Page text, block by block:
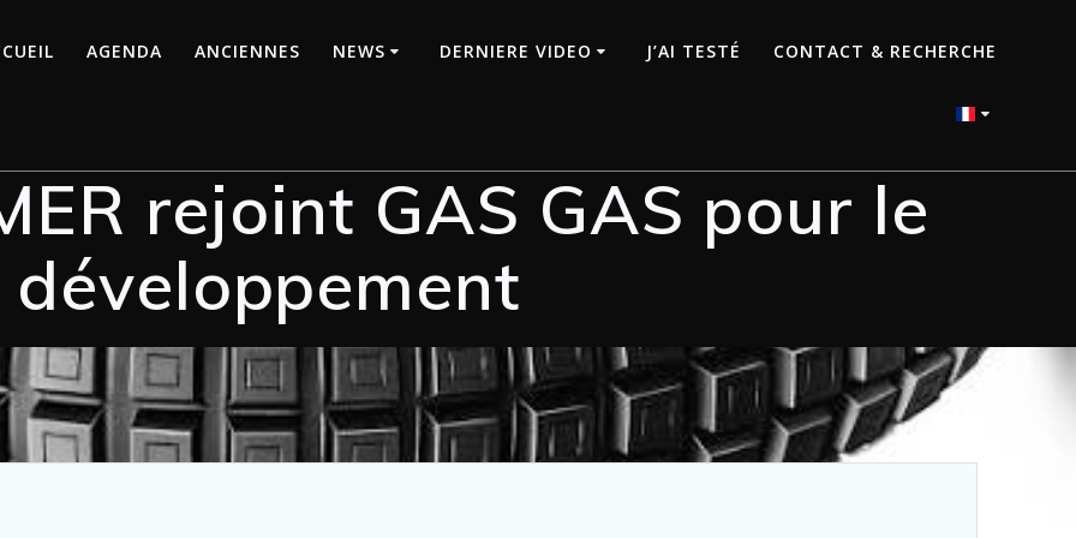
AGENDA ANCIENNES NEWS DERNIERE VIDEO J’AI TESTÉ CONTACT & RECHERCHE
rejoint GAS GAS pour le
développement